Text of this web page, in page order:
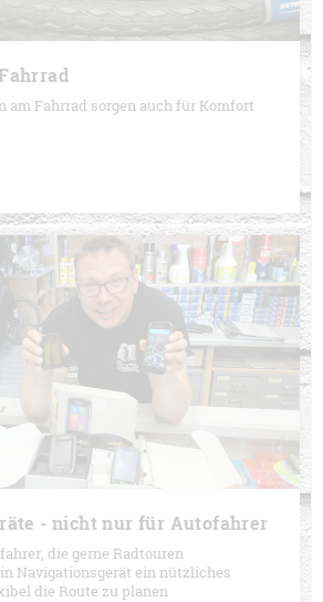
am Fahrrad sorgen auch für Komfort
- nicht nur für Autofahrer
die gerne Radtouren
Navigationsgerät ein nützliches
die Route zu planen